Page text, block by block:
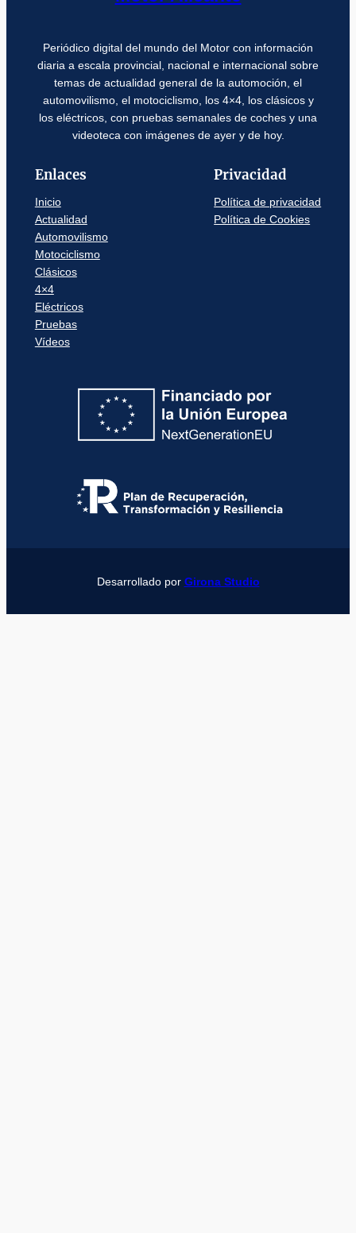
Periódico digital del mundo del Motor con información
diaria a escala provincial, nacional e internacional sobre
temas de actualidad general de la automoción, el
automovilismo, el motociclismo, los 4×4, los clásicos y
los eléctricos, con pruebas semanales de coches y una
videoteca con imágenes de ayer y de hoy.
Enlaces
Inicio
Actualidad
Automovilismo
Motociclismo
Clásicos
4×4
Eléctricos
Pruebas
Vídeos
Privacidad
Política de privacidad
Política de Cookies
Desarrollado por Girona Studio